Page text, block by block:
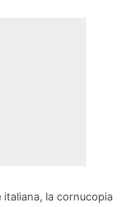
la cornucopia